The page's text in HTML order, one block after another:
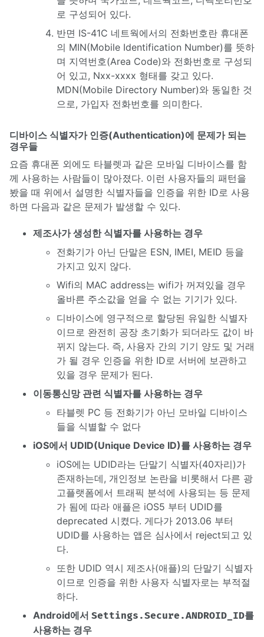
로 구성되어 있다.
반면 IS-41C 네트웍에서의 전화번호란 휴대폰
의 MIN(Mobile Identification Number)를 뜻하
며 지역번호(Area Code)와 전화번호로 구성되
어 있고, Nxx-xxxx 형태를 갖고 있다.
MDN(Mobile Directory Number)와 동일한 것
으로, 가입자 전화번호를 의미한다.
디바이스 식별자가 인증(Authentication)에 문제가 되는
경우들
요즘 휴대폰 외에도 타블렛과 같은 모바일 디바이스를 함
께 사용하는 사람들이 많아졌다. 이런 사용자들의 패턴을
봤을 때 위에서 설명한 식별자들을 인증을 위한 ID로 사용
하면 다음과 같은 문제가 발생할 수 있다.
제조사가 생성한 식별자를 사용하는 경우
전화기가 아닌 단말은 ESN, IMEI, MEID 등을
가지고 있지 않다.
Wifi의 MAC address는 wifi가 꺼져있을 경우
올바른 주소값을 얻을 수 없는 기기가 있다.
디바이스에 영구적으로 할당된 유일한 식별자
이므로 완전히 공장 초기화가 되더라도 값이 바
뀌지 않는다. 즉, 사용자 간의 기기 양도 및 거래
가 될 경우 인증을 위한 ID로 서버에 보관하고
있을 경우 문제가 된다.
이동통신망 관련 식별자를 사용하는 경우
타블렛 PC 등 전화기가 아닌 모바일 디바이스
들을 식별할 수 없다
iOS에서 UDID(Unique Device ID)를 사용하는 경우
iOS에는 UDID라는 단말기 식별자(40자리)가
존재하는데, 개인정보 논란을 비롯해서 다른 광
고플랫폼에서 트래픽 분석에 사용되는 등 문제
가 됨에 따라 애플은 iOS5 부터 UDID를
deprecated 시켰다. 게다가 2013.06 부터
UDID를 사용하는 앱은 심사에서 reject되고 있
다.
또한 UDID 역시 제조사(애플)의 단말기 식별자
이므로 인증을 위한 사용자 식별자로는 부적절
하다.
Android에서 Settings.Secure.ANDROID_ID를
사용하는 경우